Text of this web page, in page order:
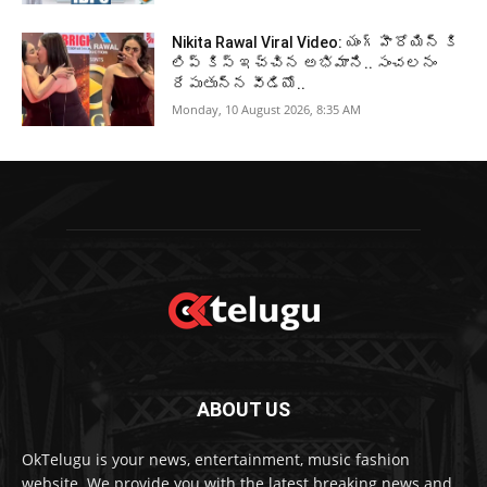
Nikita Rawal Viral Video: యంగ్ హీరోయిన్ కి
లిప్ కిస్ ఇచ్చిన అభిమాని.. సంచలనం
రేపుతున్న వీడియో..
Monday, 10 August 2026, 8:35 AM
ABOUT US
OkTelugu is your news, entertainment, music fashion
website. We provide you with the latest breaking news and